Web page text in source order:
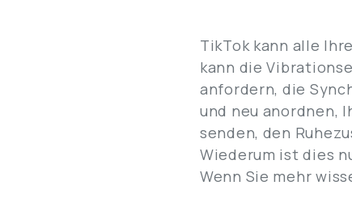
TikTok kann alle
kann die
anfordern, die
und neu anordnen,
senden, den
Wiederum ist dies
Wenn Sie mehr